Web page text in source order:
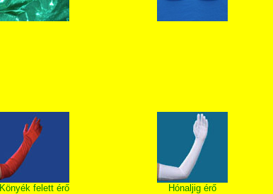
Könyék felett érő Hónaljig érő